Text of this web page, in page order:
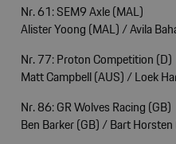
Nr. 61: SEM9 Axle (MAL)
Alister Yoong (MAL) / Avila
Nr. 77: Proton Competition (D)
Matt Campbell (AUS) / Loek
Nr. 86: GR Wolves Racing (GB)
Ben Barker (GB) / Bart